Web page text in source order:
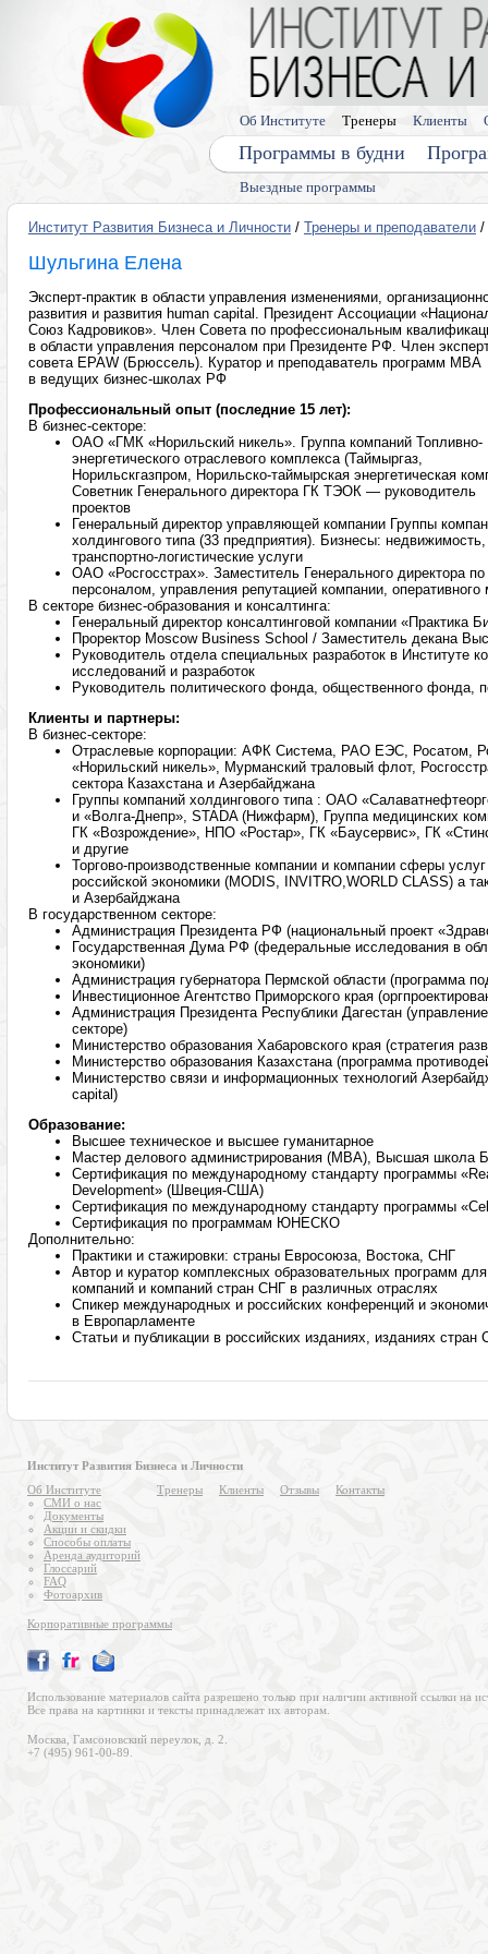
Выездные программы
Программы в будни
Об Институте Тренеры Клиенты
Институт Развития Бизнеса и Личности / Тренеры и преподаватели /
Шульгина Елена
Эксперт-практик в области управления изменениями,
развития и развития human capital. Президент Ассоциации
Союз Кадровиков». Член Совета по профессиональным
в области управления персоналом при Президенте РФ. Член
совета EPAW (Брюссель). Куратор и преподаватель программ MBA
в ведущих бизнес-школах РФ
Профессиональный опыт (последние 15 лет):
В бизнес-секторе:
ОАО «ГМК «Норильский никель». Группа компаний Топливно-
энергетического отраслевого комплекса (Таймыргаз,
Норильскгазпром, Норильско-таймырская энергетическая
Советник Генерального директора ГК ТЭОК — руководитель
проектов
Генеральный директор управляющей компании Группы
холдингового типа (33 предприятия). Бизнесы:
транспортно-логистические услуги
ОАО «Росгосстрах». Заместитель Генерального директора
персоналом, управления репутацией компании, оперативного
В секторе бизнес-образования и консалтинга:
Генеральный директор консалтинговой компании «Практика
Проректор Moscow Business School / Заместитель декана
Руководитель отдела специальных разработок в Институте
исследований и разработок
Руководитель политического фонда, общественного фонда,
Клиенты и партнеры:
В бизнес-секторе:
Отраслевые корпорации: АФК Система, РАО ЕЭС, Росатом,
«Норильский никель», Мурманский траловый флот,
сектора Казахстана и Азербайджана
Группы компаний холдингового типа : ОАО
и «Волга-Днепр», STADA (Нижфарм), Группа медицинских
ГК «Возрождение», НПО «Ростар», ГК «Баусервис», ГК
и другие
Торгово-производственные компании и компании сферы
российской экономики (MODIS, INVITRO,WORLD CLASS) а
и Азербайджана
В государственном секторе:
Администрация Президента РФ (национальный проект
Государственная Дума РФ (федеральные исследования в
экономики)
Администрация губернатора Пермской области (программа
Инвестиционное Агентство Приморского края
Администрация Президента Республики Дагестан
секторе)
Министерство образования Хабаровского края (стратегия
Министерство образования Казахстана (программа
Министерство связи и информационных технологий
capital)
Образование:
Высшее техническое и высшее гуманитарное
Мастер делового администрирования (МВА), Высшая школа
Сертификация по международному стандарту программы
Development» (Швеция-США)
Сертификация по международному стандарту программы
Сертификация по программам ЮНЕСКО
Дополнительно:
Практики и стажировки: страны Евросоюза, Востока, СНГ
Автор и куратор комплексных образовательных программ
компаний и компаний стран СНГ в различных отраслях
Спикер международных и российских конференций и
в Европарламенте
Статьи и публикации в российских изданиях, изданиях стран
Институт Развития Бизнеса и Личности
Об Институте
СМИ о нас
Документы
Акции и скидки
Способы оплаты
Аренда аудиторий
Глоссарий
FAQ
Фотоархив
Тренеры Клиенты Отзывы Контакты
Корпоративные программы
Использование материалов сайта разрешено только при наличии активной ссылки на
Все права на картинки и тексты принадлежат их авторам.
Москва, Гамсоновский переулок, д. 2.
+7 (495) 961-00-89.